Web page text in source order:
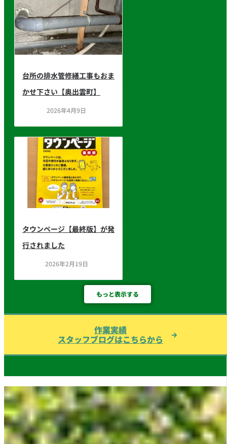
台所の排水管修繕工事もおま
かせ下さい【奥出雲町】
2026年4月9日
タウンページ【最終版】が発
行されました
2026年2月19日
もっと表示する
作業実績
スタッフブログはこちらから